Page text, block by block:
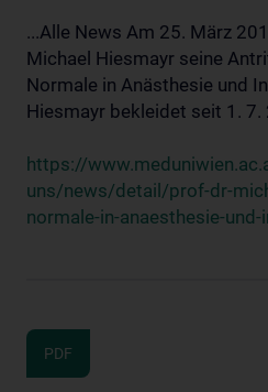
...Alle News Am 25. März
Michael Hiesmayr seine
Normale in Anästhesie und
Hiesmayr bekleidet seit 1. 7.
https://
uns/news/detail/prof-dr-
normale-in-anaesthesie-
PDF